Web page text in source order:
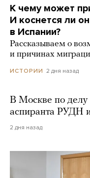
К чему может
И коснется ли
в Испании?
Рассказываем о
и причинах
ИСТОРИИ 2 дня назад
В Москве по делу
аспиранта РУДН
2 дня назад